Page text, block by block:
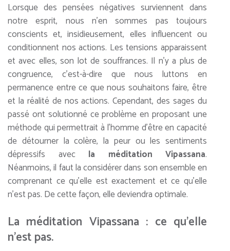
Lorsque des pensées négatives surviennent dans
notre esprit, nous n’en sommes pas toujours
conscients et, insidieusement, elles influencent ou
conditionnent nos actions. Les tensions apparaissent
et avec elles, son lot de souffrances. Il n’y a plus de
congruence, c’est-à-dire que nous luttons en
permanence entre ce que nous souhaitons faire, être
et la réalité de nos actions. Cependant, des sages du
passé ont solutionné ce problème en proposant une
méthode qui permettrait à l’homme d’être en capacité
de détourner la colère, la peur ou les sentiments
dépressifs avec la méditation Vipassana.
Néanmoins, il faut la considérer dans son ensemble en
comprenant ce qu’elle est exactement et ce qu’elle
n’est pas. De cette façon, elle deviendra optimale.
La méditation Vipassana : ce qu’elle
n’est pas.